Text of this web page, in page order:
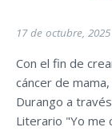
17 de octubre, 2025
Con el fin de
cáncer de
Durango a
Literario "Yo me